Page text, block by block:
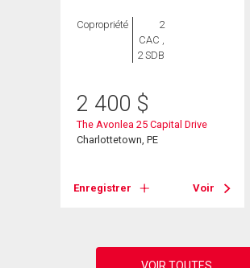
Copropriété
2
CAC ,
2 SDB
2 400 $
The Avonlea 25 Capital Drive
Charlottetown, PE
Enregistrer Voir